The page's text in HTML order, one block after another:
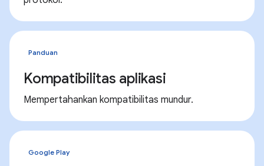
Panduan
Kompatibilitas aplikasi
Mempertahankan kompatibilitas mundur.
Google Play